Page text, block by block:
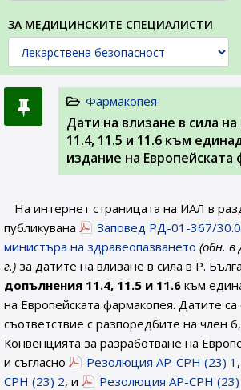
ЗА МЕДИЦИНСКИТЕ СПЕЦИАЛИСТИ
Фармакопея
Дати на влизане в сила
11.4, 11.5 и 11.6 към
издание на Европейската
На интернет страницата на ИАЛ в
публикувана
Заповед РД-01-367/
министъра на здравеопазването (обн. в
г.) за датите на влизане в сила в Р.
допълнения 11.4, 11.5 и 11.6 към
на Европейската фармакопея. Датите
съответствие с разпоредбите на член
Конвенцията за разработване на
и съгласно
Резолюция AP-CPH (23) 1 ,
CPH (23) 2, и Резолюция AP-CPH (23)